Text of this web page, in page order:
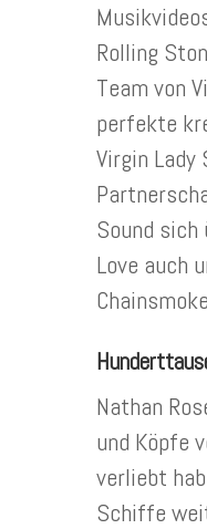
Rolling
Team von
perfekte
Virgin Lady
Sound sich
Love auch
Nathan
und Köpfe
verliebt
Schiffe